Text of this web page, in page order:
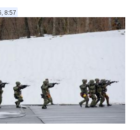
8:57